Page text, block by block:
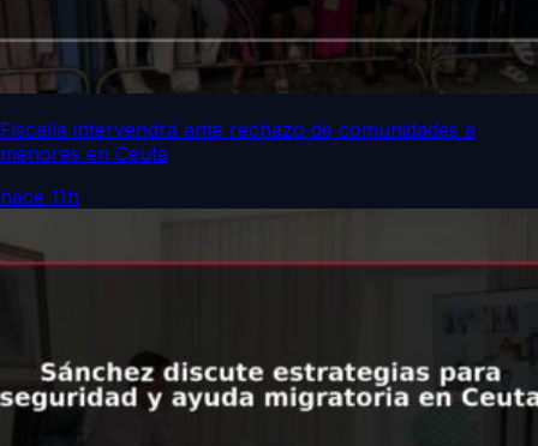
Fiscalía intervendrá ante rechazo de comunidades a
menores en Ceuta
hace 11h